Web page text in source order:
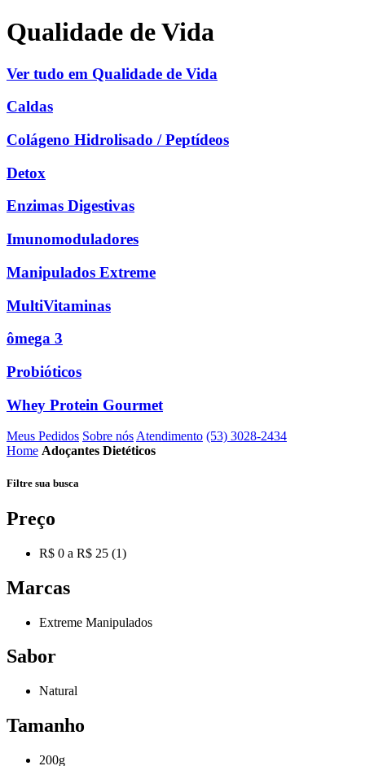
Qualidade de Vida
Ver tudo em Qualidade de Vida
Caldas
Colágeno Hidrolisado / Peptídeos
Detox
Enzimas Digestivas
Imunomoduladores
Manipulados Extreme
MultiVitaminas
ômega 3
Probióticos
Whey Protein Gourmet
Meus Pedidos Sobre nósAtendimento (53) 3028-2434
Home Adoçantes Dietéticos
Filtre sua busca
Preço
R$ 0 a R$ 25 (1)
Marcas
Extreme Manipulados
Sabor
Natural
Tamanho
200g